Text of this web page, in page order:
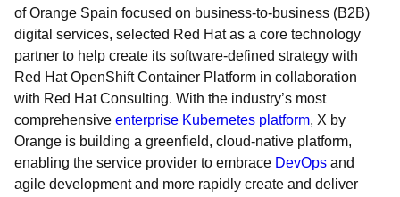
of Orange Spain focused on business-to-business (B2B)
digital services, selected Red Hat as a core technology
partner to help create its software-defined strategy with
Red Hat OpenShift Container Platform in collaboration
with Red Hat Consulting. With the industry’s most
comprehensive enterprise Kubernetes platform, X by
Orange is building a greenfield, cloud-native platform,
enabling the service provider to embrace DevOps and
agile development and more rapidly create and deliver